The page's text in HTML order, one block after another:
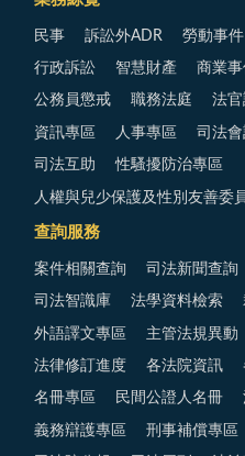
民事 訴訟外ADR 勞動事件
行政訴訟 智慧財產 商業
公務員懲戒 職務法庭 法
資訊專區 人事專區 司法
司法互助 性騷擾防治專區
人權與兒少保護及性別友善委
查詢服務
案件相關查詢 司法新聞查詢
司法智識庫 法學資料檢索
外語譯文專區 主管法規異動
法律修訂進度 各法院資訊
名冊專區 民間公證人名冊
義務辯護專區 刑事補償專區